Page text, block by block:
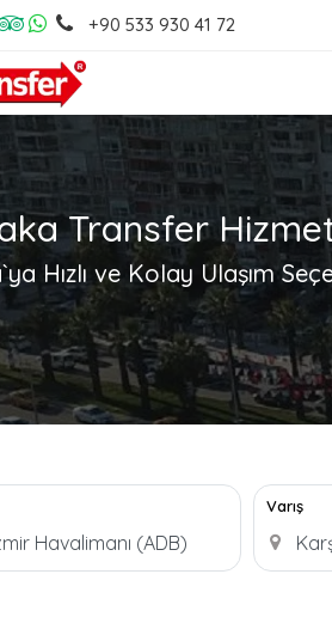
+90 533 930 41 72
Transfer
Hızlı ve Kolay Ulaşım
Varış